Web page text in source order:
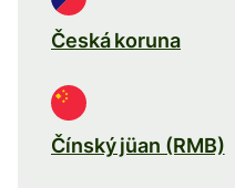
Česká koruna
Čínský jüan (RMB)